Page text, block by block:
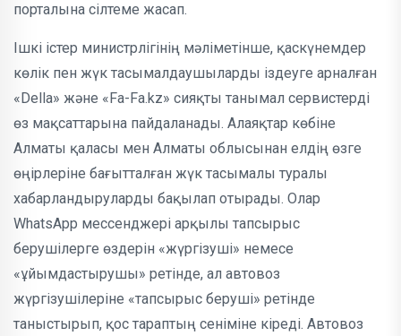
порталына сілтеме жасап.
Ішкі істер министрлігінің мәліметінше, қаскүнемдер
көлік пен жүк тасымалдаушыларды іздеуге арналған
«Della» және «Fa-Fa.kz» сияқты танымал сервистерді
өз мақсаттарына пайдаланады. Алаяқтар көбіне
Алматы қаласы мен Алматы облысынан елдің өзге
өңірлеріне бағытталған жүк тасымалы туралы
хабарландыруларды бақылап отырады. Олар
WhatsApp мессенджері арқылы тапсырыс
берушілерге өздерін «жүргізуші» немесе
«ұйымдастырушы» ретінде, ал автовоз
жүргізушілеріне «тапсырыс беруші» ретінде
таныстырып, қос тараптың сеніміне кіреді. Автовоз